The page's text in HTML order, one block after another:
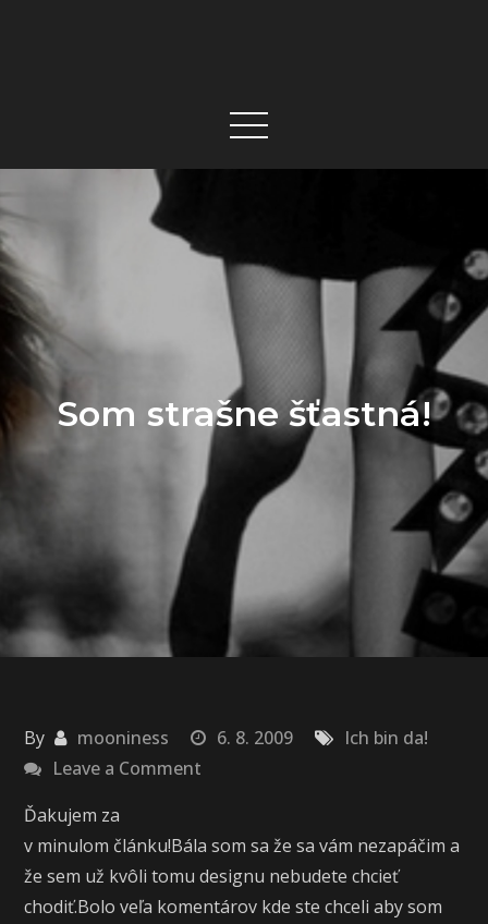
Som strašne šťastná!
By mooniness 6. 8. 2009
Ich bin da!
Leave a Comment
šťastná!
Ďakujem za
v minulom článku!Bála som sa že sa vám nezapáčim a
že sem už kvôli tomu designu nebudete chcieť
chodiť.Bolo veľa komentárov kde ste chceli aby som